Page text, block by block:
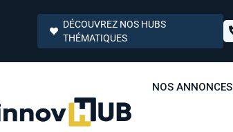
DÉCOUVREZ NOS HUBS
THÉMATIQUES
NOS ANNONCES